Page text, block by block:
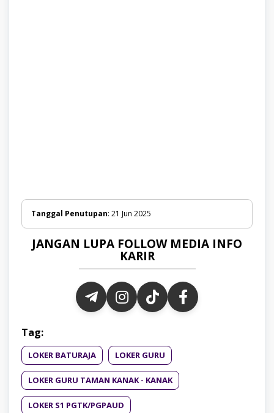
Tanggal Penutupan: 21 Jun 2025
JANGAN LUPA FOLLOW MEDIA INFO
KARIR
Tag:
LOKER BATURAJA LOKER GURU
LOKER GURU TAMAN KANAK - KANAK
LOKER S1 PGTK/PGPAUD